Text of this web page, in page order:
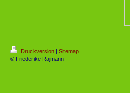
Druckversion
Sitemap
© Friederike Rajmann